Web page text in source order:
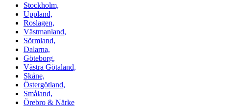
Stockholm,
Uppland,
Roslagen,
Västmanland,
Sörmland,
Dalarna,
Göteborg,
Västra Götaland,
Skåne,
Östergötland,
Småland,
Örebro & Närke